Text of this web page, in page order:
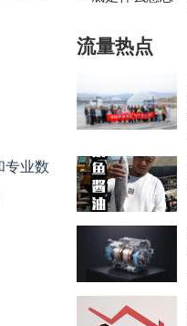
专业数
流量热点